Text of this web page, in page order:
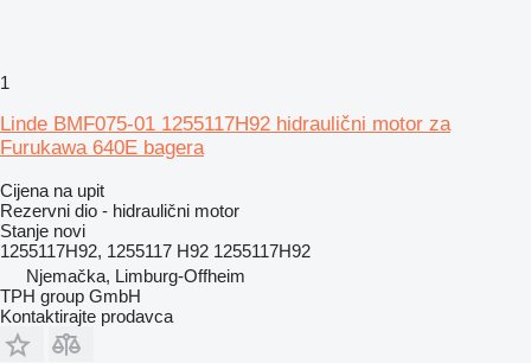
1
Linde BMF075-01 1255117H92 hidraulični motor za
Furukawa 640E bagera
Cijena na upit
Rezervni dio - hidraulični motor
Stanje novi
1255117H92, 1255117 H92 1255117H92
Njemačka, Limburg-Offheim
TPH group GmbH
Kontaktirajte prodavca